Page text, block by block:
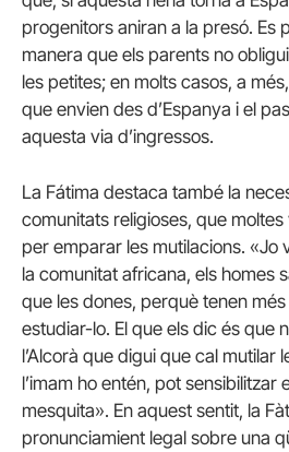
progenitors aniran a la presó. Es
manera que els parents no
les petites; en molts casos, a
que envien des d’Espanya i el
aquesta via d’ingressos.
La Fátima destaca també la
comunitats religioses, que
per emparar les mutilacions. «Jo
la comunitat africana, els homes
que les dones, perquè tenen
estudiar-lo. El que els dic és que
l’Alcorà que digui que cal mutilar
l’imam ho entén, pot sensibilitzar
mesquita». En aquest sentit, la
pronunciamient legal sobre una